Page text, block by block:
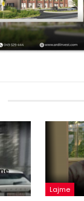
Lajme